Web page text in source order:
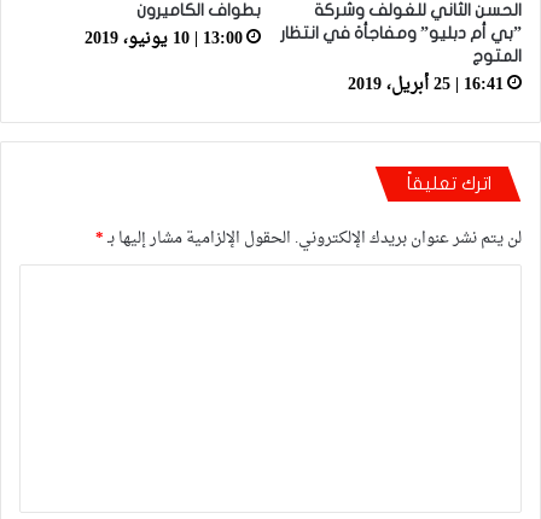
الحسن الثاني للغولف وشركة
”بي أم دبليو” ومفاجأة في انتظار
المتوج
16:41 | 25 أبريل، 2019
بطواف الكاميرون
13:00 | 10 يونيو، 2019
اترك تعليقاً
لن يتم نشر عنوان بريدك الإلكتروني. الحقول الإلزامية مشار إليها بـ*